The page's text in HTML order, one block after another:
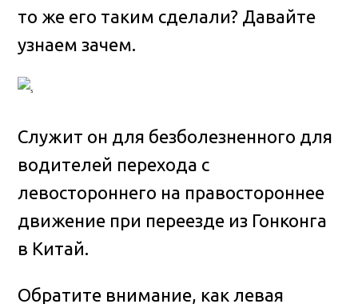
то же его таким сделали? Давайте
узнаем зачем.
Служит он для безболезненного для
водителей перехода с
левостороннего на правостороннее
движение при переезде из Гонконга
в Китай.
Обратите внимание, как левая